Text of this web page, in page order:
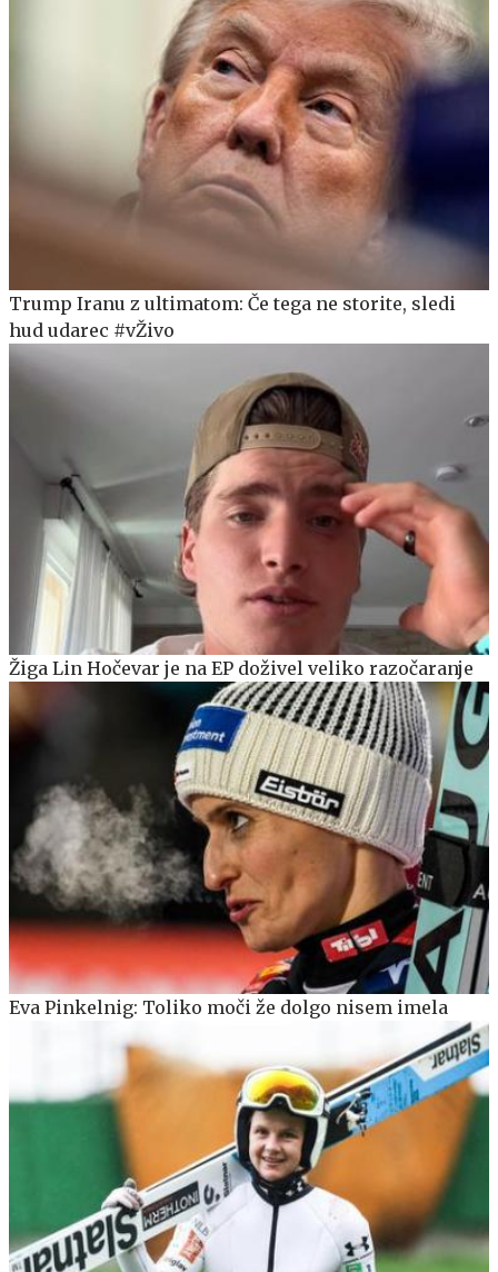
Trump Iranu z ultimatom: Če tega ne storite, sledi
hud udarec #vŽivo
Žiga Lin Hočevar je na EP doživel veliko razočaranje
Eva Pinkelnig: Toliko moči že dolgo nisem imela